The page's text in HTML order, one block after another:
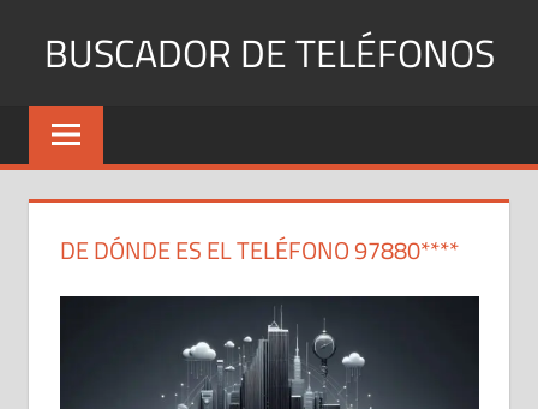
BUSCADOR DE TELÉFONOS
Identifica
Números
y
DE DÓNDE ES EL TELÉFONO 97880****